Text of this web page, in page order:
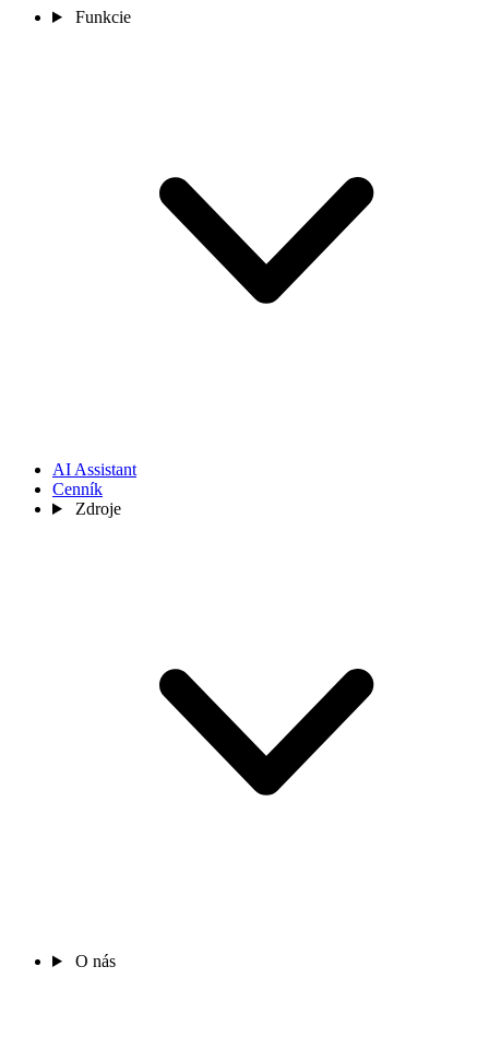
Funkcie
AI Assistant
Cenník
Zdroje
O nás